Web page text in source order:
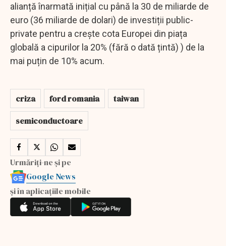
alianță înarmată inițial cu până la 30 de miliarde de
euro (36 miliarde de dolari) de investiții public-
private pentru a crește cota Europei din piața
globală a cipurilor la 20% (fără o dată țintă) ) de la
mai puțin de 10% acum.
criza ford romania
taiwan
semiconductoare
Urmăriți-ne și pe
Google News
și în aplicațiile mobile